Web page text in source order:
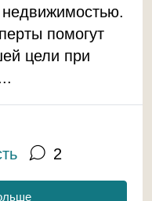
помогут
цели при
2